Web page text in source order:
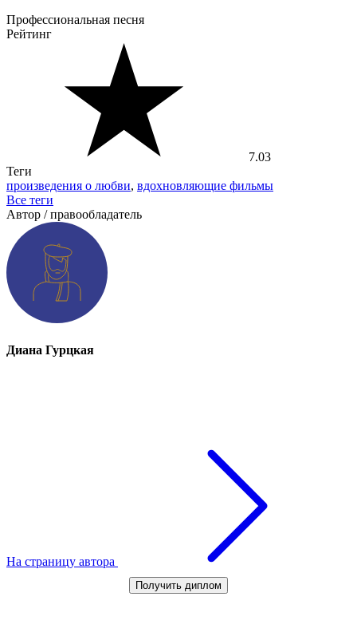
Профессиональная песня
Рейтинг
7.03
Теги
произведения о любви, вдохновляющие фильмы
Все теги
Автор / правообладатель
Диана Гурцкая
На страницу автора
Получить диплом